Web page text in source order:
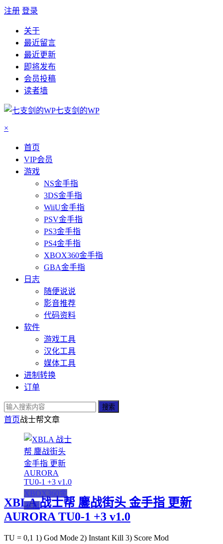
注册 登录
关于
最近留言
最近更新
即将发布
会员投稿
读者墙
七支剑的WP
×
首页
VIP会员
游戏
NS金手指
3DS金手指
WiiU金手指
PSV金手指
PS3金手指
PS4金手指
XBOX360金手指
GBA金手指
日志
随便说说
影音推荐
代码资料
软件
游戏工具
汉化工具
媒体工具
进制转换
订单
搜索
首页战士帮文章
XBOX360金
手指
XBLA 战士帮 鏖战街头 金手指 更新
AURORA TU0-1 +3 v1.0
TU = 0,1 1) God Mode 2) Instant Kill 3) Score Mod